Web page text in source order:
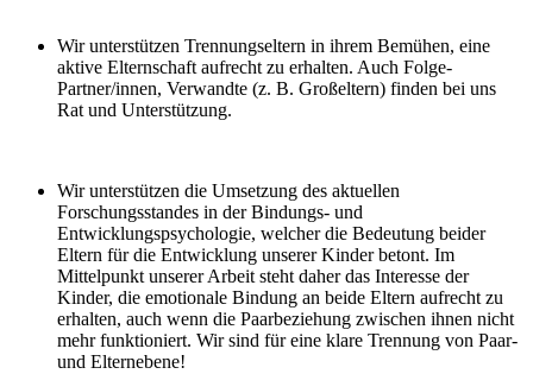
Wir unterstützen Trennungseltern in ihrem Bemühen, eine
aktive Elternschaft aufrecht zu erhalten. Auch Folge-
Partner/innen, Verwandte (z. B. Großeltern) finden bei uns
Rat und Unterstützung.
Wir unterstützen die Umsetzung des aktuellen
Forschungsstandes in der Bindungs- und
Entwicklungspsychologie, welcher die Bedeutung beider
Eltern für die Entwicklung unserer Kinder betont. Im
Mittelpunkt unserer Arbeit steht daher das Interesse der
Kinder, die emotionale Bindung an beide Eltern aufrecht zu
erhalten, auch wenn die Paarbeziehung zwischen ihnen nicht
mehr funktioniert. Wir sind für eine klare Trennung von Paar-
und Elternebene!